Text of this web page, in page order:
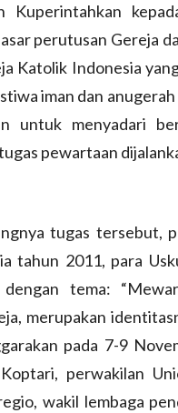
Kuperintahkan
perutusan Gereja
Katolik Indonesia
iman dan
untuk menyadari
pewartaan
tugas tersebut,
tahun 2011, para
tema:
merupakan
pada 7-9
perwakilan
wakil lembaga